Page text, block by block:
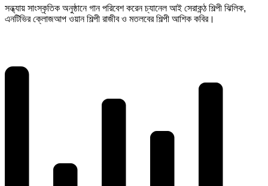
সন্ধ্যায় সাংস্কৃতিক অনুষ্ঠানে গান পরিবেশ করেন চ্যানেল আই সেরাকন্ঠ শিল্পী ঝিলিক,
এনটিভির ক্লোজআপ ওয়ান শিল্পী রাজীব ও মতলবের শিল্পী আশিক কবির।